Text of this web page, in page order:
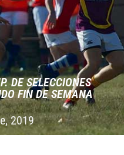
DE SELECCIONES
FIN DE SEMANA
2019